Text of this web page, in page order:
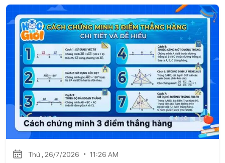
Học là Giỏi sẽ hướng dẫn chi tiết các cách chứng minh
đường trung trực dựa trên kiến thức của sách Kết nối tri thức
với cuộc sống, kèm ví dụ minh họa và bài tập tự luyện để các
con dễ dàng ôn tập và vận dụng.
Thứ , 26/7/2026 11:26 AM